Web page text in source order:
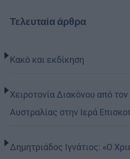
Τελευταία άρθρα
Κακό και εκδίκηση
Χειροτονία Διακόνου από
Αυστραλίας στην Ιερά
Δημητριάδος Ιγνάτιος: «Ο